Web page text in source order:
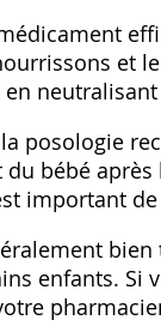
et
posologie
bébé
important
enfants. Si